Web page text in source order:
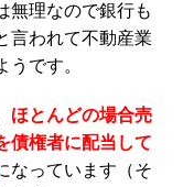
無理なので銀行も
言われて不動産業
です。
ほとんどの場合売
債権者に配当して
なっています（そ